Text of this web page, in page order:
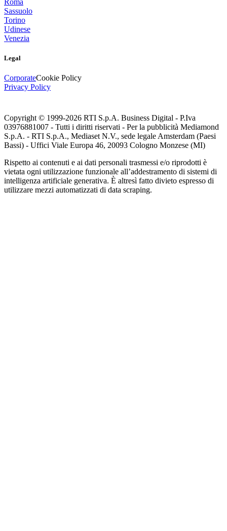
Sassuolo
Torino
Udinese
Venezia
Legal
CorporateCookie Policy
Privacy Policy
Copyright © 1999-2026 RTI S.p.A. Business Digital - P.Iva
03976881007 - Tutti i diritti riservati - Per la pubblicità Mediamond
S.p.A. - RTI S.p.A., Mediaset N.V., sede legale Amsterdam (Paesi
Bassi) - Uffici Viale Europa 46, 20093 Cologno Monzese (MI)
Rispetto ai contenuti e ai dati personali trasmessi e/o riprodotti è
vietata ogni utilizzazione funzionale all’addestramento di sistemi di
intelligenza artificiale generativa. È altresì fatto divieto espresso di
utilizzare mezzi automatizzati di data scraping.